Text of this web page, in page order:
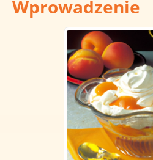
Wprowadzenie